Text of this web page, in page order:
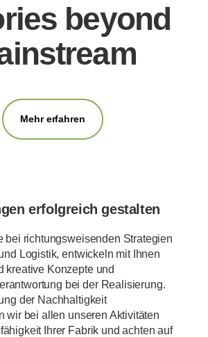
beyond
Mehr erfahren
erfolgreich gestalten
bei richtungsweisenden Strategien
Logistik, entwickeln mit Ihnen
kreative Konzepte und
bei der Realisierung.
der Nachhaltigkeit
wir bei allen unseren Aktivitäten
Ihrer Fabrik und achten auf